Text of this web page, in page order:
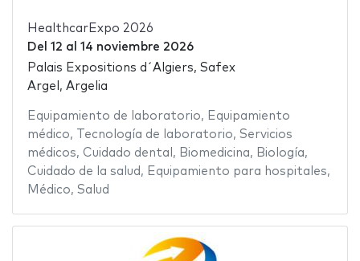
HealthcarExpo 2026
Del 12 al 14 noviembre 2026
Palais Expositions d´Algiers, Safex
Argel, Argelia
Equipamiento de laboratorio, Equipamiento
médico, Tecnología de laboratorio, Servicios
médicos, Cuidado dental , Biomedicina, Biología,
Cuidado de la salud , Equipamiento para hospitales,
Médico, Salud